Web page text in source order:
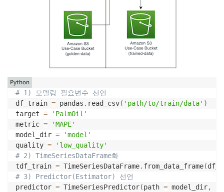
# 1) 모델링 필요변수 선언
df_train = pandas . read_csv( 'path/to/train/data' )
target =
'PalmOil'
metric =
'MAPE'
model_dir =
'model'
quality =
'low_quality'
# 2) TimeSeriesDataFrame화
tdf_train = TimeSeriesDataFrame. from_data_frame(
# 3) Predictor(Estimator) 선언
predictor = TimeSeriesPredictor(path = model_dir,
Python